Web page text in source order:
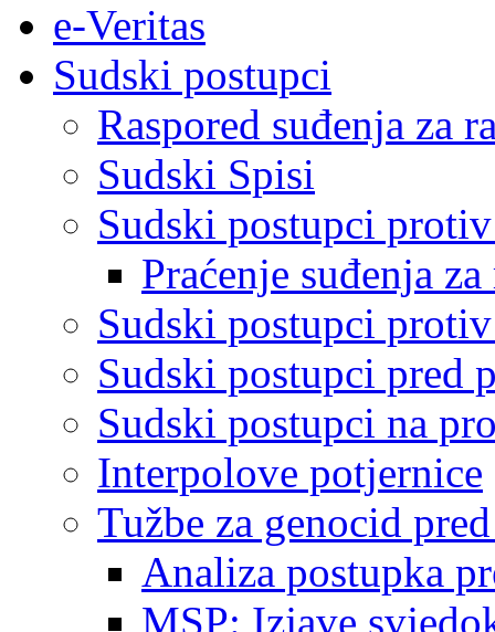
e-Veritas
Sudski postupci
Raspored suđenja za
Sudski Spisi
Sudski postupci
Praćenje suđenja
Sudski postupci
Sudski postupci pred
Sudski postupci na
Interpolove potjernice
Tužbe za genocid
Analiza postupka
MSP: Izjave